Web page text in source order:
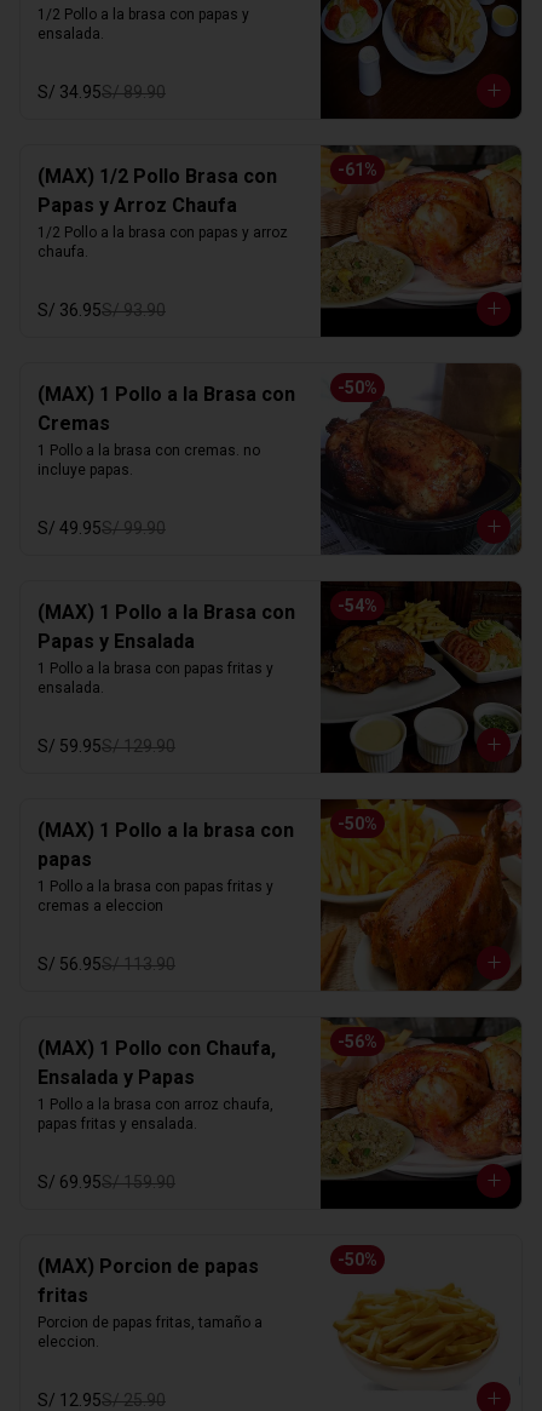
1/2 Pollo a la brasa con papas y
ensalada.
S/ 34.95S/ 89.90
-61 %
(MAX) 1/2 Pollo Brasa con
Papas y Arroz Chaufa
1/2 Pollo a la brasa con papas y arroz
chaufa.
S/ 36.95S/ 93.90
-50%
(MAX) 1 Pollo a la Brasa con
Cremas
1 Pollo a la brasa con cremas. no
incluye papas.
S/ 49.95S/ 99.90
-54%
(MAX) 1 Pollo a la Brasa con
Papas y Ensalada
1 Pollo a la brasa con papas fritas y
ensalada.
S/ 59.95S/ 129.90
-50%
(MAX) 1 Pollo a la brasa con
papas
1 Pollo a la brasa con papas fritas y
cremas a eleccion
S/ 56.95S/ 113.90
-56%
(MAX) 1 Pollo con Chaufa,
Ensalada y Papas
1 Pollo a la brasa con arroz chaufa,
papas fritas y ensalada.
S/ 69.95S/ 159.90
-50%
(MAX) Porcion de papas
fritas
Porcion de papas fritas, tamaño a
eleccion.
S/ 12.95S/ 25.90